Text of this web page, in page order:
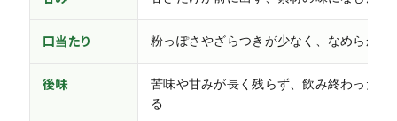
口当たり 粉っぽさやざらつきが少なく、なめらかに
後味
苦味や甘みが長く残らず、飲み終わったあ
る